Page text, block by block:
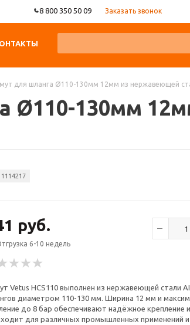
8 800 350 50 09 Заказать звонок
для шланга Ø110-130мм 12мм из нержавеющей
Ø110-130мм
1114217
руб.
6-10 недель
Vetus HCS110 выполнен из нержавеющей стали
диаметром 110-130 мм. Ширина 12 мм и
до 8 бар обеспечивают надёжное крепление
для различных промышленных применений